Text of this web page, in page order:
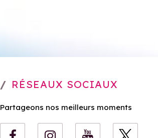
RÉSEAUX SOCIAUX
Partageons nos meilleurs moments